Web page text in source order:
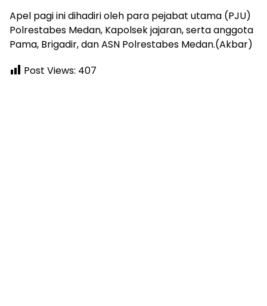
Apel pagi ini dihadiri oleh para pejabat utama (PJU)
Polrestabes Medan, Kapolsek jajaran, serta anggota
Pama, Brigadir, dan ASN Polrestabes Medan.(Akbar)
Post Views: 407